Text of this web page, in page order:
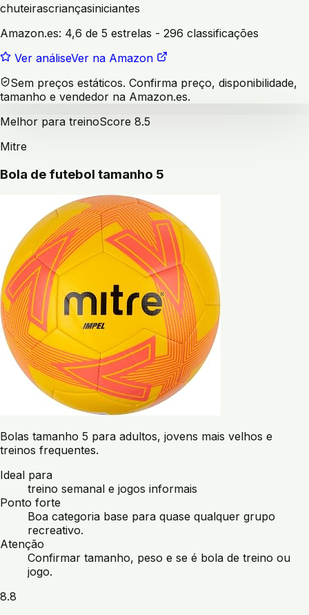
chuteirascriançasiniciantes
Amazon.es: 4,6 de 5 estrelas - 296 classificações
Ver análiseVer na Amazon
Sem preços estáticos. Confirma preço, disponibilidade,
tamanho e vendedor na Amazon.es.
Melhor para treinoScore 8.5
Mitre
Bola de futebol tamanho 5
Bolas tamanho 5 para adultos, jovens mais velhos e
treinos frequentes.
Ideal para
treino semanal e jogos informais
Ponto forte
Boa categoria base para quase qualquer grupo
recreativo.
Atenção
Confirmar tamanho, peso e se é bola de treino ou
jogo.
8.8